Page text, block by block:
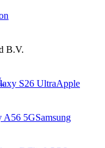
B.V.
S26 UltraApple
A56 5GSamsung